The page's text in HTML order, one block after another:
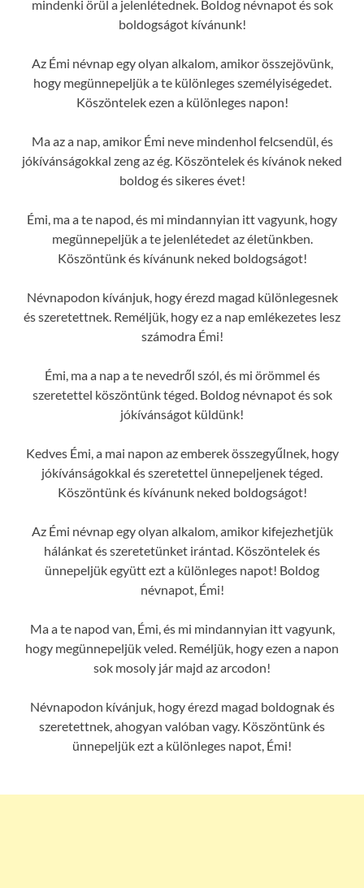
mindenki örül a jelenlétednek. Boldog névnapot és sok
boldogságot kívánunk!
Az Émi névnap egy olyan alkalom, amikor összejövünk,
hogy megünnepeljük a te különleges személyiségedet.
Köszöntelek ezen a különleges napon!
Ma az a nap, amikor Émi neve mindenhol felcsendül, és
jókívánságokkal zeng az ég. Köszöntelek és kívánok neked
boldog és sikeres évet!
Émi, ma a te napod, és mi mindannyian itt vagyunk, hogy
megünnepeljük a te jelenlétedet az életünkben.
Köszöntünk és kívánunk neked boldogságot!
Névnapodon kívánjuk, hogy érezd magad különlegesnek
és szeretettnek. Reméljük, hogy ez a nap emlékezetes lesz
számodra Émi!
Émi, ma a nap a te nevedről szól, és mi örömmel és
szeretettel köszöntünk téged. Boldog névnapot és sok
jókívánságot küldünk!
Kedves Émi, a mai napon az emberek összegyűlnek, hogy
jókívánságokkal és szeretettel ünnepeljenek téged.
Köszöntünk és kívánunk neked boldogságot!
Az Émi névnap egy olyan alkalom, amikor kifejezhetjük
hálánkat és szeretetünket irántad. Köszöntelek és
ünnepeljük együtt ezt a különleges napot! Boldog
névnapot, Émi!
Ma a te napod van, Émi, és mi mindannyian itt vagyunk,
hogy megünnepeljük veled. Reméljük, hogy ezen a napon
sok mosoly jár majd az arcodon!
Névnapodon kívánjuk, hogy érezd magad boldognak és
szeretettnek, ahogyan valóban vagy. Köszöntünk és
ünnepeljük ezt a különleges napot, Émi!